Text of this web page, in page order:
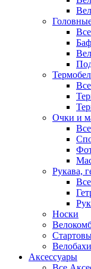
Очки и
Рукава,
Носки
Аксессуары